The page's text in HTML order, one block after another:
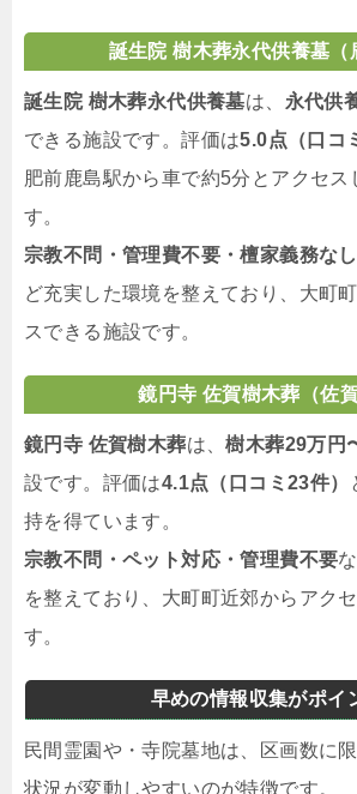
誕生院 樹木葬永代供養墓（
誕生院 樹木葬永代供養墓は、 永代供
できる施設です。評価は5.0点（口コ
肥前鹿島駅から車で約5分とアクセス
す。
宗教不問・管理費不要・檀家義務な
ど充実した環境を整えており、大町
スできる施設です。
鏡円寺 佐賀樹木葬（佐賀
鏡円寺 佐賀樹木葬は、樹木葬29万円
設です。評価は4.1点（口コミ23件）
持を得ています。
宗教不問・ペット対応・管理費不要
を整えており、大町町近郊からアク
す。
早めの情報収集がポイ
民間霊園や・寺院墓地は、区画数に
状況が変動しやすいのが特徴です。